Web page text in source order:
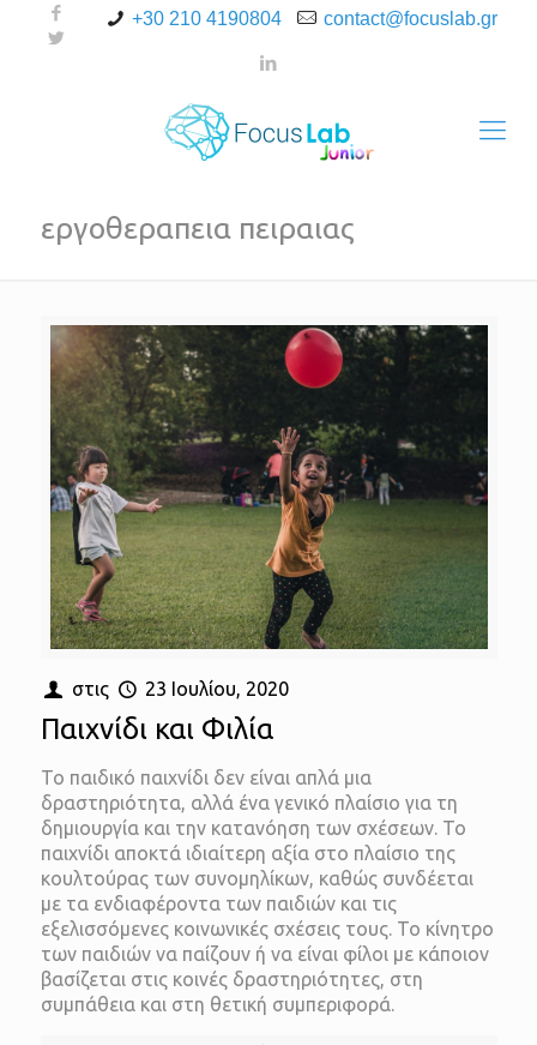
+30 210 4190804 contact@focuslab.gr
εργοθεραπεια πειραιας
στις 23 Ιουλίου, 2020
Παιχνίδι και Φιλία
Το παιδικό παιχνίδι δεν είναι απλά μια
δραστηριότητα, αλλά ένα γενικό πλαίσιο για τη
δημιουργία και την κατανόηση των σχέσεων. Το
παιχνίδι αποκτά ιδιαίτερη αξία στο πλαίσιο της
κουλτούρας των συνομηλίκων, καθώς συνδέεται
με τα ενδιαφέροντα των παιδιών και τις
εξελισσόμενες κοινωνικές σχέσεις τους. Το κίνητρο
των παιδιών να παίζουν ή να είναι φίλοι με κάποιον
βασίζεται στις κοινές δραστηριότητες, στη
συμπάθεια και στη θετική συμπεριφορά.